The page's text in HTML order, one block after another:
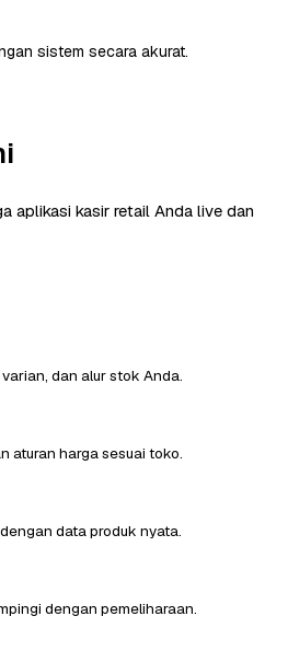
sistem secara akurat.
aplikasi kasir retail Anda live dan
dan alur stok Anda.
aturan harga sesuai toko.
data produk nyata.
dengan pemeliharaan.